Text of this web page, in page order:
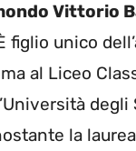
Vittorio
figlio unico
al Liceo
degli
la